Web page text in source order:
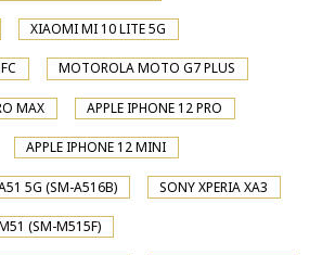
XIAOMI MI 10 LITE 5G
MOTOROLA MOTO G7 PLUS
MAX APPLE IPHONE 12 PRO
APPLE IPHONE 12 MINI
5G (SM-A516B) SONY XPERIA XA3
(SM-M515F)